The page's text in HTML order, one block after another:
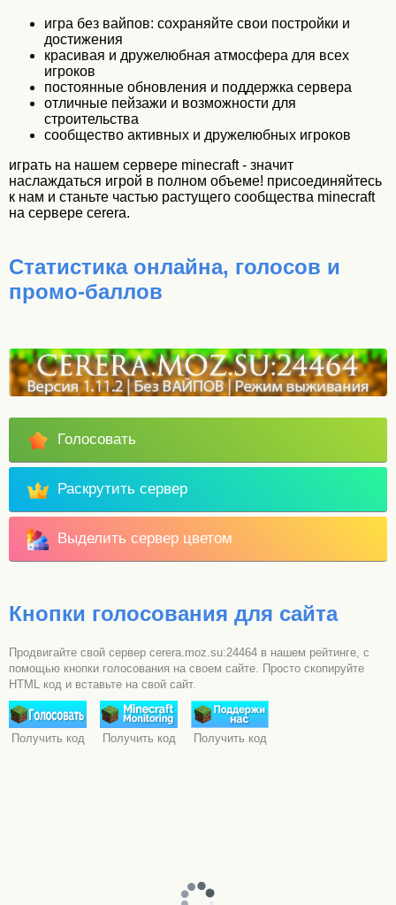
игра без вайпов: сохраняйте свои постройки и
достижения
красивая и дружелюбная атмосфера для всех
игроков
постоянные обновления и поддержка сервера
отличные пейзажи и возможности для
строительства
сообщество активных и дружелюбных игроков
играть на нашем сервере minecraft - значит
наслаждаться игрой в полном объеме! присоединяйтесь
к нам и станьте частью растущего сообщества minecraft
на сервере cerera.
Статистика онлайна, голосов и
промо-баллов
Голосовать
Раскрутить сервер
Выделить сервер цветом
Кнопки голосования для сайта
Продвигайте свой сервер cerera.moz.su:24464 в нашем рейтинге, с
помощью кнопки голосования на своем сайте. Просто скопируйте
HTML код и вставьте на свой сайт.
Получить код Получить код Получить код